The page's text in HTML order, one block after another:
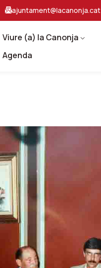
ajuntament@lacanonja.cat
Viure (a) la Canonja
Agenda